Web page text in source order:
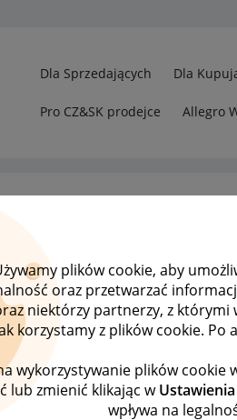
plików cookie, aby
oraz przetwarzać
niektórzy partnerzy, z którymi
korzystamy z plików cookie.
wykorzystywanie plików cookie
lub zmienić klikając w
wpływa na
Dla Sprzedających Dla
Pro CZ&SK prodejce Allegro